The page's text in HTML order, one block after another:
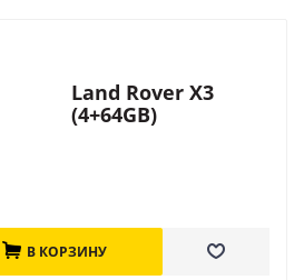
Land Rover X3
(4+64GB)
В КОРЗИНУ